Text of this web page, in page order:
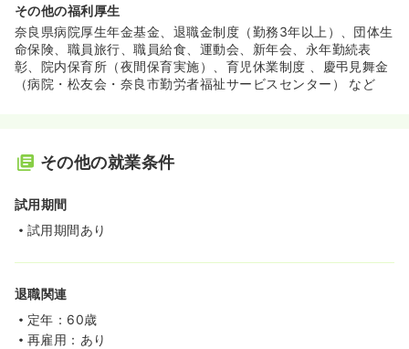
その他の福利厚生
奈良県病院厚生年金基金、退職金制度（勤務3年以上）、団体生
命保険、職員旅行、職員給食、運動会、新年会、永年勤続表
彰、院内保育所（夜間保育実施）、育児休業制度 、慶弔見舞金
（病院・松友会・奈良市勤労者福祉サービスセンター） など
その他の就業条件
試用期間
試用期間あり
退職関連
定年：60歳
再雇用：あり